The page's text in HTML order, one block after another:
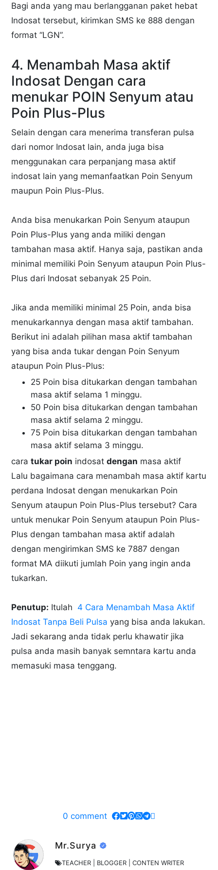
Bagi anda yang mau berlangganan paket hebat
Indosat tersebut, kirimkan SMS ke 888 dengan
format “LGN”.
4. Menambah Masa aktif
Indosat Dengan cara
menukar POIN Senyum atau
Poin Plus-Plus
Selain dengan cara menerima transferan pulsa
dari nomor Indosat lain, anda juga bisa
menggunakan cara perpanjang masa aktif
indosat lain yang memanfaatkan Poin Senyum
maupun Poin Plus-Plus.
Anda bisa menukarkan Poin Senyum ataupun
Poin Plus-Plus yang anda miliki dengan
tambahan masa aktif. Hanya saja, pastikan anda
minimal memiliki Poin Senyum ataupun Poin Plus-
Plus dari Indosat sebanyak 25 Poin.
Jika anda memiliki minimal 25 Poin, anda bisa
menukarkannya dengan masa aktif tambahan.
Berikut ini adalah pilihan masa aktif tambahan
yang bisa anda tukar dengan Poin Senyum
ataupun Poin Plus-Plus:
25 Poin bisa ditukarkan dengan tambahan
masa aktif selama 1 minggu.
50 Poin bisa ditukarkan dengan tambahan
masa aktif selama 2 minggu.
75 Poin bisa ditukarkan dengan tambahan
masa aktif selama 3 minggu.
caratukar poin indosatdengan masa aktif
Lalu bagaimana cara menambah masa aktif kartu
perdana Indosat dengan menukarkan Poin
Senyum ataupun Poin Plus-Plus tersebut? Cara
untuk menukar Poin Senyum ataupun Poin Plus-
Plus dengan tambahan masa aktif adalah
dengan mengirimkan SMS ke 7887 dengan
format MA diikuti jumlah Poin yang ingin anda
tukarkan.
Penutup: Itulah 4 Cara Menambah Masa Aktif
Indosat Tanpa Beli Pulsa yang bisa anda lakukan.
Jadi sekarang anda tidak perlu khawatir jika
pulsa anda masih banyak semntara kartu anda
memasuki masa tenggang.
0 comment
Mr.Surya
TEACHER | BLOGGER | CONTEN WRITER